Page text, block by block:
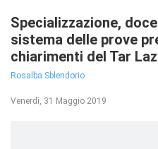
Specializzazione,
sistema delle prove
chiarimenti del Tar
Rosalba Sblendorio
Venerdì, 31 Maggio 2019